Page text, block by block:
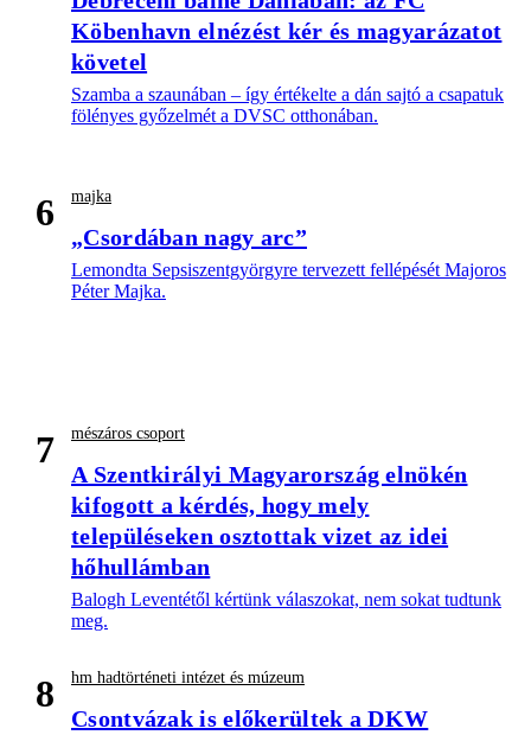
Köbenhavn elnézést kér és magyarázatot
követel
Szamba a szaunában – így értékelte a dán sajtó a csapatuk
fölényes győzelmét a DVSC otthonában.
6 majka
„Csordában nagy arc”
Lemondta Sepsiszentgyörgyre tervezett fellépését Majoros
Péter Majka.
7 mészáros csoport
A Szentkirályi Magyarország elnökén
kifogott a kérdés, hogy mely
településeken osztottak vizet az idei
hőhullámban
Balogh Leventétől kértünk válaszokat, nem sokat tudtunk
meg.
8 hm hadtörténeti intézet és múzeum
Csontvázak is előkerültek a DKW